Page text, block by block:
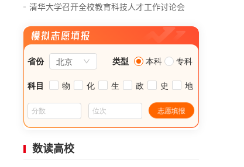
清华大学召开全校教育科技人才工作讨论会
数读高校